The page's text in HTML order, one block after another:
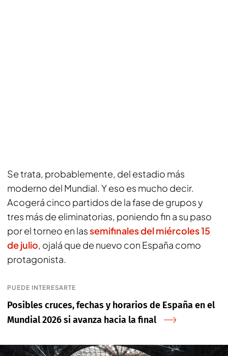
Se trata, probablemente, del estadio más
moderno del Mundial. Y eso es mucho decir.
Acogerá cinco partidos de la fase de grupos y
tres más de eliminatorias, poniendo fin a su paso
por el torneo en lassemifinales del miércoles 15
de julio, ojalá que de nuevo con España como
protagonista.
PUEDE INTERESARTE
Posibles cruces, fechas y horarios de España en el
Mundial 2026 si avanza hacia la final